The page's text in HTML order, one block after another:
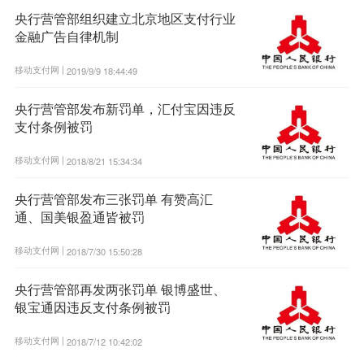
央行营管部组织建立北京地区支付行业
金融广告自律机制
移动支付网 | 2019/9/9 18:44:49
央行营管部发布新罚单，汇付宝因违反
支付条例被罚
移动支付网 | 2018/8/21 15:34:34
央行营管部发布三张罚单 有赞高汇
通、国美银盈通皆被罚
移动支付网 | 2018/7/30 15:50:28
央行营管部再发两张罚单 银博盛世、
银宝通因违反支付条例被罚
移动支付网 | 2018/7/12 10:42:02